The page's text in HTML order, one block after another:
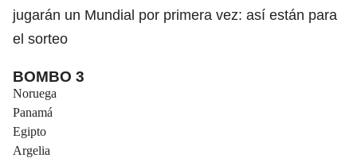
jugarán un Mundial por primera vez: así están para
el sorteo
BOMBO 3
Noruega
Panamá
Egipto
Argelia